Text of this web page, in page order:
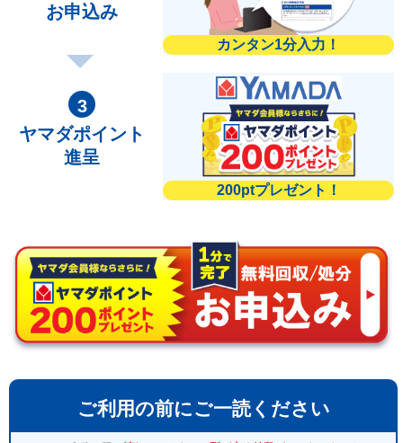
お申込み
カンタン1分入力！
ヤマダポイント
進呈
200ptプレゼント！
ご利用の前にご一読ください